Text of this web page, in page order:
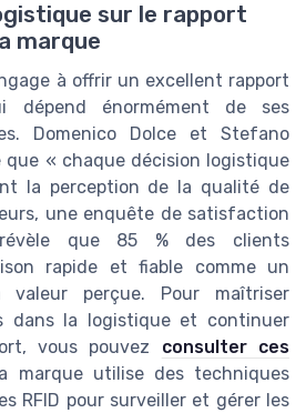
sur le rapport
marque
à offrir un excellent rapport
dépend énormément de ses
Domenico Dolce et Stefano
que « chaque décision logistique
la perception de la qualité de
une enquête de satisfaction
que 85 % des clients
rapide et fiable comme un
perçue. Pour maîtriser
dans la logistique et continuer
vous pouvez consulter ces
marque utilise des techniques
RFID pour surveiller et gérer les